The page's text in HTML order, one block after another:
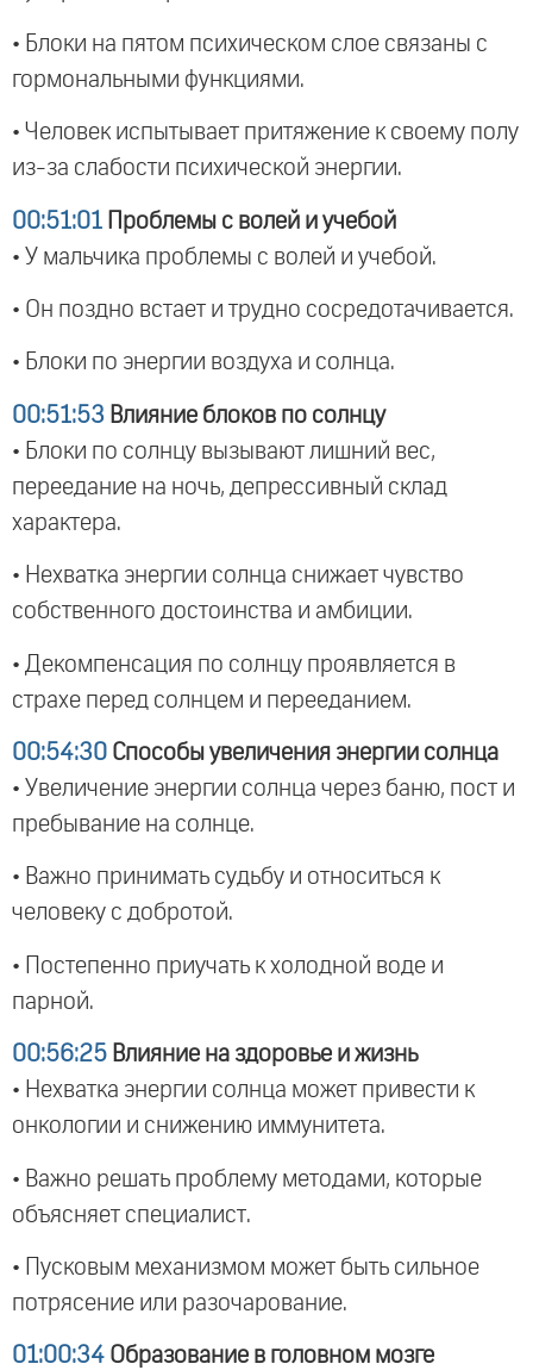
• Блоки на пятом психическом слое связаны с
гормональными функциями.
• Человек испытывает притяжение к своему полу
из-за слабости психической энергии.
00:51:01 Проблемы с волей и учебой
• У мальчика проблемы с волей и учебой.
• Он поздно встает и трудно сосредотачивается.
• Блоки по энергии воздуха и солнца.
00:51:53 Влияние блоков по солнцу
• Блоки по солнцу вызывают лишний вес,
переедание на ночь, депрессивный склад
характера.
• Нехватка энергии солнца снижает чувство
собственного достоинства и амбиции.
• Декомпенсация по солнцу проявляется в
страхе перед солнцем и перееданием.
00:54:30 Способы увеличения энергии солнца
• Увеличение энергии солнца через баню, пост и
пребывание на солнце.
• Важно принимать судьбу и относиться к
человеку с добротой.
• Постепенно приучать к холодной воде и
парной.
00:56:25 Влияние на здоровье и жизнь
• Нехватка энергии солнца может привести к
онкологии и снижению иммунитета.
• Важно решать проблему методами, которые
объясняет специалист.
• Пусковым механизмом может быть сильное
потрясение или разочарование.
01:00:34 Образование в головном мозге